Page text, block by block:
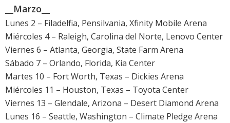
__Marzo__
Lunes 2 – Filadelfia, Pensilvania, Xfinity Mobile Arena
Miércoles 4 – Raleigh, Carolina del Norte, Lenovo Center
Viernes 6 – Atlanta, Georgia, State Farm Arena
Sábado 7 – Orlando, Florida, Kia Center
Martes 10 – Fort Worth, Texas – Dickies Arena
Miércoles 11 – Houston, Texas – Toyota Center
Viernes 13 – Glendale, Arizona – Desert Diamond Arena
Lunes 16 – Seattle, Washington – Climate Pledge Arena